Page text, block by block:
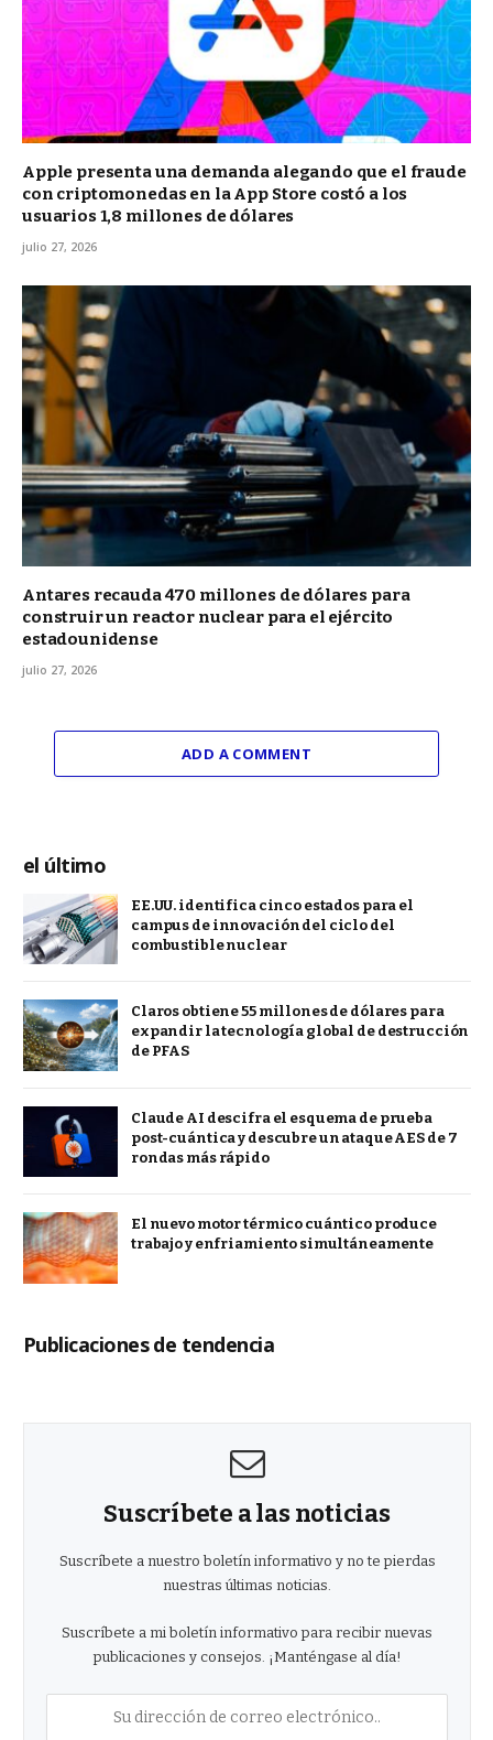
Apple presenta una demanda alegando que el fraude
con criptomonedas en la App Store costó a los
usuarios 1,8 millones de dólares
julio 27, 2026
Antares recauda 470 millones de dólares para
construir un reactor nuclear para el ejército
estadounidense
julio 27, 2026
ADD A COMMENT
el último
EE.UU. identifica cinco estados para el
campus de innovación del ciclo del
combustible nuclear
Claros obtiene 55 millones de dólares para
expandir la tecnología global de destrucción
de PFAS
Claude AI descifra el esquema de prueba
post-cuántica y descubre un ataque AES de 7
rondas más rápido
El nuevo motor térmico cuántico produce
trabajo y enfriamiento simultáneamente
Publicaciones de tendencia
Suscríbete a las noticias
Suscríbete a nuestro boletín informativo y no te pierdas
nuestras últimas noticias.
Suscríbete a mi boletín informativo para recibir nuevas
publicaciones y consejos. ¡Manténgase al día!